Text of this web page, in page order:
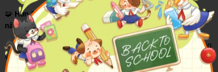
🧩 Hơn 150 câu đố tìm từ mới giúp thư giãn và rèn luyện trí
não trong một cuốn sách bỏ túi tiện lợi.
Được biên soạn bởiTiến sĩ Gareth Moore– tác giả nổi tiếng
với nhiều đầu sách trò chơi trí tuệ bán chạy,Perfect Pocket
Puzzles: Word Searches 2 mang đến hơn150 câu đố tìm từ